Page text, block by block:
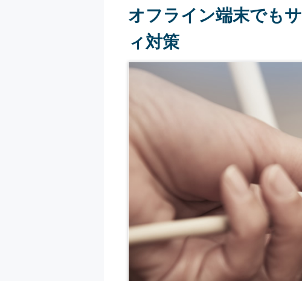
オフライン端末でも
ィ対策